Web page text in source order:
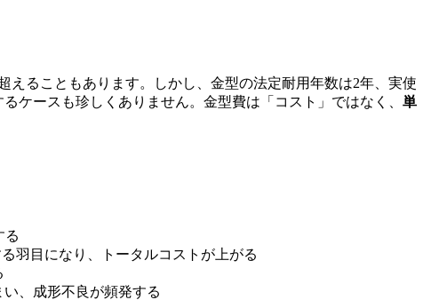
ることもあります。しかし、金型の法定耐用年数は2年、実使
ケースも珍しくありません。金型費は「コスト」ではなく、 単
る
羽目になり、トータルコストが上がる
、成形不良が頻発する